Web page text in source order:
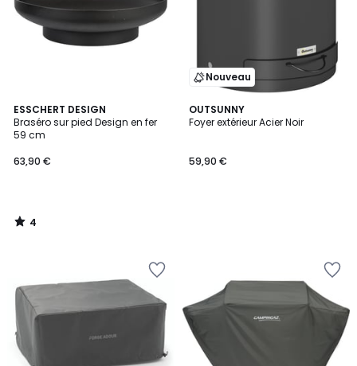
ESSCHERT DESIGN
Braséro sur pied Design en fer
59 cm
63,90 €
4
/
5
4
/
Nouveau
OUTSUNNY
Foyer extérieur Acier Noir
59,90 €